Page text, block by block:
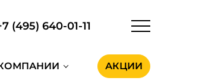
(495) 640-01-11
АКЦИИ